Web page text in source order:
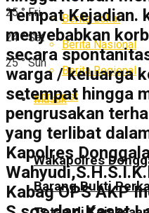
25 ° Fri
24 ° Sat
25 ° Sun
Masuk
Berita Lokal
Berita Nasional
Berita Regional
edit post
Wakapolres
Barang Bukti
Tempat Kejadian.
menyebabkan
secara
warga / keluarga
setempat hingga
pengrusakan
yang terlibat
Kapolres
Kabag OPS AKP